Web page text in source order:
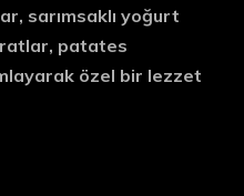
sarımsaklı yoğurt
patates
özel bir lezzet